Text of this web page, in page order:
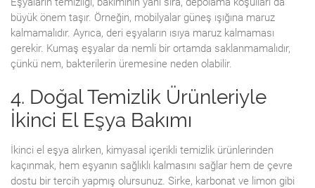
büyük önem taşır. Örneğin, mobilyalar güneş ışığına maruz
kalmamalıdır. Ayrıca, deri eşyaların ısıya maruz kalmaması
gerekir. Kumaş eşyalar da nemli bir ortamda saklanmamalıdır,
çünkü nem, bakterilerin üremesine neden olabilir.
4. Doğal Temizlik Ürünleriyle
İkinci El Eşya Bakımı
İkinci el eşya alırken, kimyasal içerikli temizlik ürünlerinden
kaçınmak, hem eşyanın sağlıklı kalmasını sağlar hem de çevre
dostu bir tercih yapmış olursunuz. Sirke, karbonat ve limon gibi